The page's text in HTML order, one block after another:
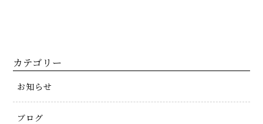
カテゴリー
お知らせ
ブログ